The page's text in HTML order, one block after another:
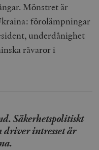
Mönstret är
förolämpningar
underdånighet
råvaror i
Säkerhetspolitiskt
driver intresset är